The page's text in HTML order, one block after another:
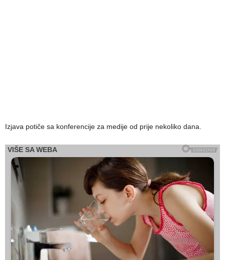
Izjava potiče sa konferencije za medije od prije nekoliko dana.